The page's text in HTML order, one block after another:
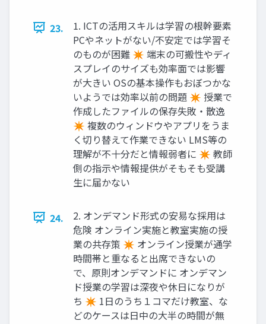
23.
1. ICTの活用スキルは学習の根幹要素
PCやネットがない/不安定では学習そ
のものが困難 ✴ 端末の可搬性やディ
スプレイのサイズも効率面では影響
が大きい OSの基本操作もおぼつかな
いようでは効率以前の問題 ✴ 授業で
作成したファイルの保存失敗・散逸
✴ 複数のウィンドウやアプリをうま
く切り替えて作業できない LMS等の
理解が不十分だと情報弱者に ✴ 教師
側の指示や情報提供がそもそも受講
生に届かない
24.
2. オンデマンド形式の安易な採用は
危険 オンライン実施と教室実施の授
業の共存策 ✴ オンライン授業が通学
時間帯と重なると出席できないの
で、原則オンデマンドに オンデマン
ド授業の学習は深夜や休日になりが
ち ✴ 1日のうち１コマだけ教室、な
どのケースは日中の大半の時間が無